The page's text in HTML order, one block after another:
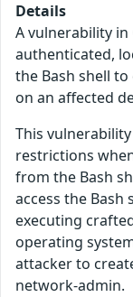
Details
A vulnerability in
authenticated,
the Bash shell
on an affected
This
restrictions
from the Bash
access the
executing
operating
attacker to
network-admin.